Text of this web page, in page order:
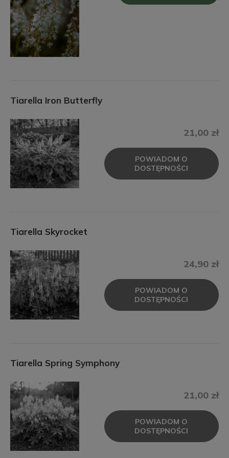
Tiarella Iron Butterfly
21,00 zł
POWIADOM O
DOSTĘPNOŚCI
Tiarella Skyrocket
24,90 zł
POWIADOM O
DOSTĘPNOŚCI
Tiarella Spring Symphony
21,00 zł
POWIADOM O
DOSTĘPNOŚCI